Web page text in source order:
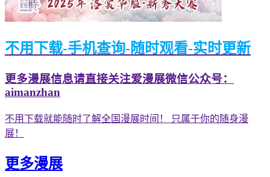
不用下载-手机查询-随时观看-实时更新
更多漫展信息请直接关注爱漫展微信公众号：
aimanzhan
不用下载就能随时了解全国漫展时间！ 只属于你的随身漫
展！
更多漫展